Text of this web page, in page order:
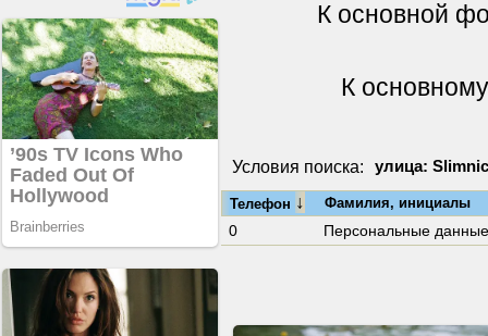
К основной
К
Условия поиска: улица:
Телефон ↓ Фамилия, инициалы
0 Персональные данные